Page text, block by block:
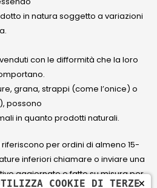
in natura soggetto a variazioni
con le difformità che la loro
grana, strappi (come l’onice) o
possono
in quanto prodotti naturali.
per ordini di almeno 15-
inferiori chiamare o inviare una
aggiornato e fatto su misura per
×
COOKIE DI TERZE